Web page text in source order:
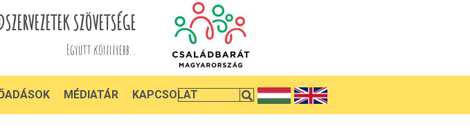
SZÖVETSÉGE
Együtt könnyebb...
MÉDIATÁR KAPCSOLAT